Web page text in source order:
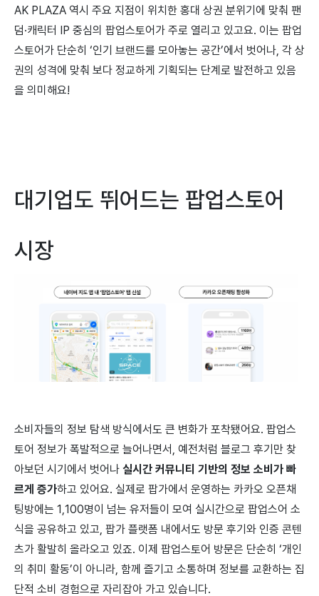
AK PLAZA 역시 주요 지점이 위치한 홍대 상권 분위기에 맞춰 팬
덤·캐릭터 IP 중심의 팝업스토어가 주로 열리고 있고요. 이는 팝업
스토어가 단순히 ‘인기 브랜드를 모아놓는 공간’에서 벗어나, 각 상
권의 성격에 맞춰 보다 정교하게 기획되는 단계로 발전하고 있음
을 의미해요!
대기업도 뛰어드는 팝업스토어
시장
소비자들의 정보 탐색 방식에서도 큰 변화가 포착됐어요. 팝업스
토어 정보가 폭발적으로 늘어나면서, 예전처럼 블로그 후기만 찾
아보던 시기에서 벗어나 실시간 커뮤니티 기반의 정보 소비가 빠
르게 증가하고 있어요. 실제로 팝가에서 운영하는 카카오 오픈채
팅방에는 1,100명이 넘는 유저들이 모여 실시간으로 팝업스어 소
식을 공유하고 있고, 팝가 플랫폼 내에서도 방문 후기와 인증 콘텐
츠가 활발히 올라오고 있죠. 이제 팝업스토어 방문은 단순히 ‘개인
의 취미 활동’이 아니라, 함께 즐기고 소통하며 정보를 교환하는 집
단적 소비 경험으로 자리잡아 가고 있습니다.